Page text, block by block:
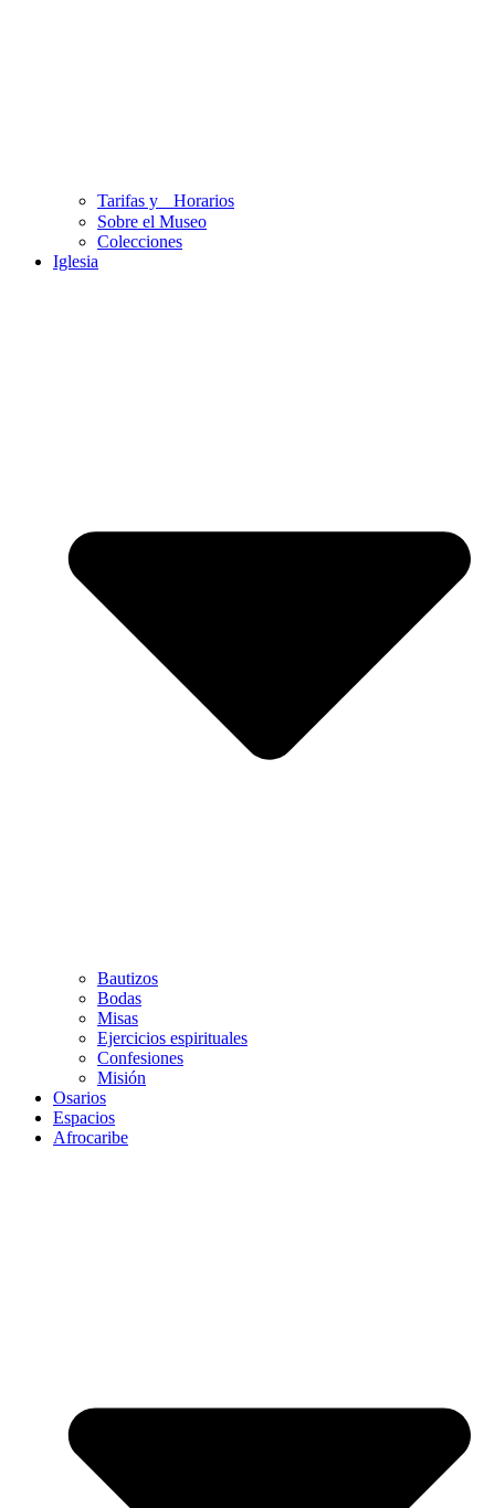
Tarifas y Horarios
Sobre el Museo
Colecciones
Iglesia
Bautizos
Bodas
Misas
Ejercicios espirituales
Confesiones
Misión
Osarios
Espacios
Afrocaribe